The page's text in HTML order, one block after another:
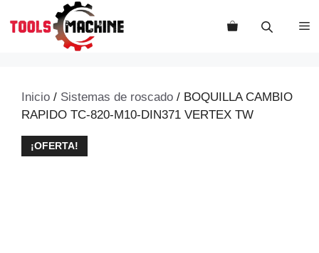
Inicio / Sistemas de roscado / BOQUILLA CAMBIO
RAPIDO TC-820-M10-DIN371 VERTEX TW
¡OFERTA!